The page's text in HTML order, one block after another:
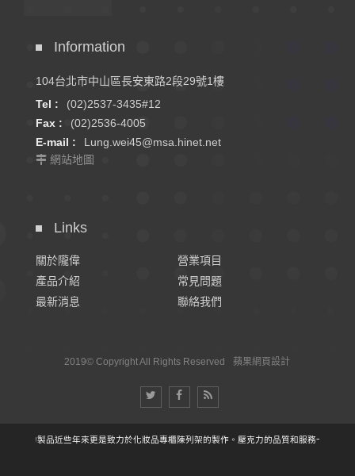
Information
104台北市中山區長安東路2段29號1樓
Tel :
(02)2537-3435#12
Fax :
(02)2536-4005
E-mail :
Lung.wei45@msa.hinet.net
網站地圖
Links
關於隴偉
營業項目
產品介紹
常見問題
最新消息
聯絡我們
2019© Copyright All Rights Reserved 蘋果網頁設計
壓克力製品近些年來更是致力於化妝品專櫃陳列架的製作。壓克力的品質和服務一直是